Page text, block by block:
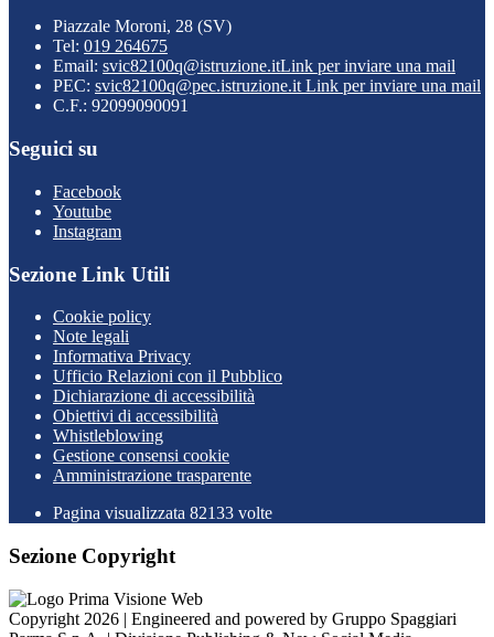
Piazzale Moroni, 28 (SV)
Tel: 019 264675
Email: svic82100q@istruzione.itLink per inviare una mail
PEC: svic82100q@pec.istruzione.it Link per inviare una mail
C.F.: 92099090091
Seguici su
Facebook
Youtube
Instagram
Sezione Link Utili
Cookie policy
Note legali
Informativa Privacy
Ufficio Relazioni con il Pubblico
Dichiarazione di accessibilità
Obiettivi di accessibilità
Whistleblowing
Gestione consensi cookie
Amministrazione trasparente
Pagina visualizzata 82133 volte
Sezione Copyright
Copyright 2026 | Engineered and powered by Gruppo Spaggiari